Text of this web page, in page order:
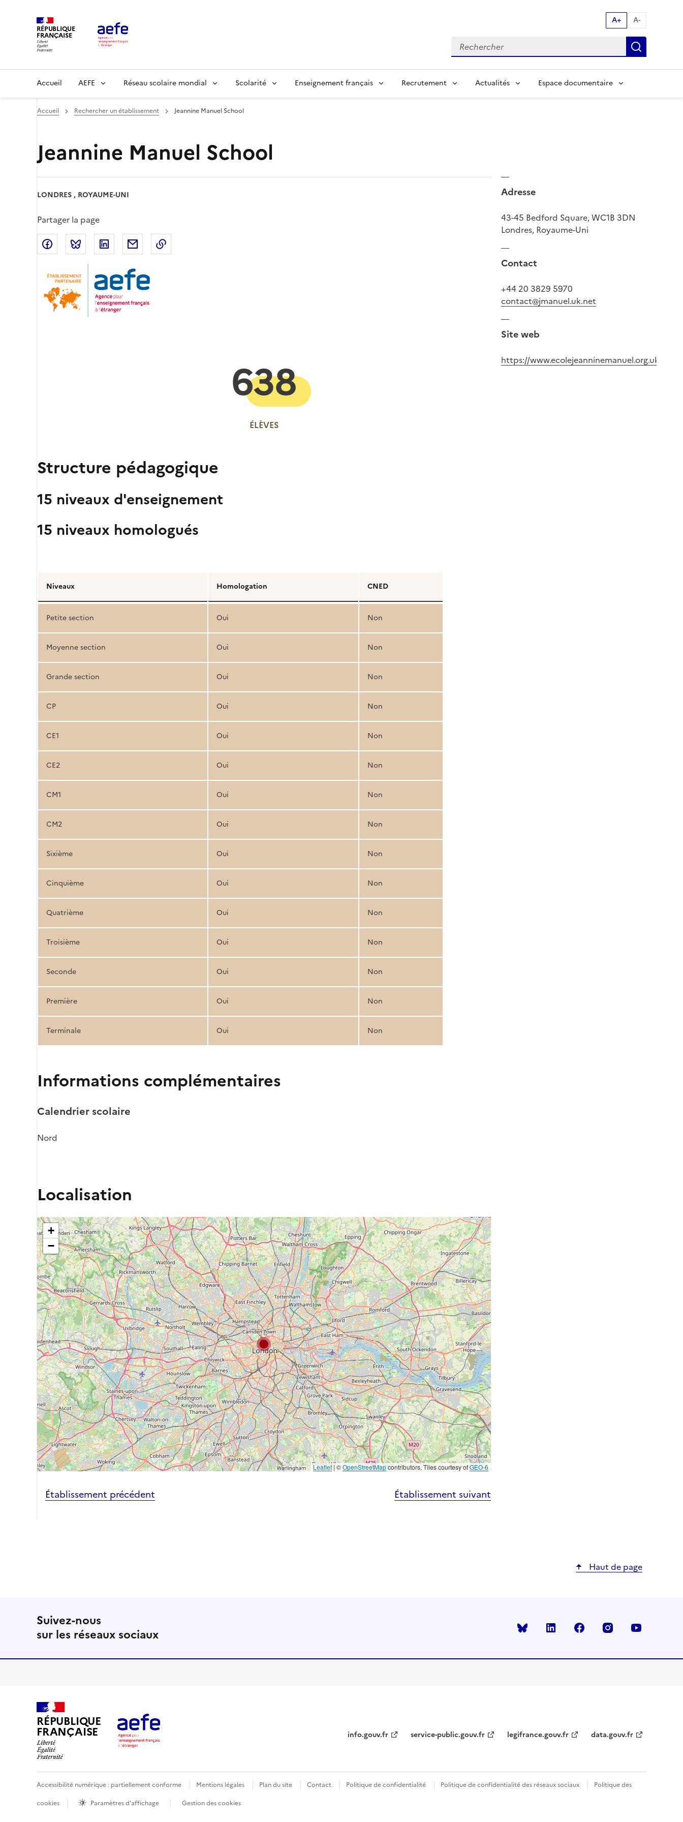
RÉPUBLIQUE
FRANÇAISE
A+ A-
Recherche par mot clés:
Main
navigation
Accueil AEFE Réseau scolaire mondial Scolarité Enseignement français Recrutement Actualités Espace documentaire
Accueil Rechercher un établissement Jeannine Manuel School
Jeannine Manuel School
LONDRES , ROYAUME-UNI
Partager la page
Partager sur Facebook
Partager sur Bluesky
Partager sur LinkedIn
Partager par email
ÉLÈVES
638
Structure pédagogique
15 niveaux d'enseignement
15 niveaux homologués
de
la
structure
pédagogique
Niveaux Homologation CNED
Petite section Oui Non
Moyenne section Oui Non
Grande section Oui Non
CP Oui Non
CE1 Oui Non
CE2 Oui Non
CM1 Oui Non
CM2 Oui Non
Sixième Oui Non
Cinquième Oui Non
Quatrième Oui Non
Troisième Oui Non
Seconde Oui Non
Première Oui Non
Terminale Oui Non
Informations complémentaires
Calendrier scolaire
Nord
Localisation
+
−
Leaflet |©OpenStreetMapcontributors, Tiles courtesy ofGEO-6
Établissement précédent Établissement suivant
Adresse
43-45 Bedford Square, WC1B 3DN
Londres, Royaume-Uni
Contact
+44 20 3829 5970
contact@jmanuel.uk.net
Site web
https://www.ecolejeanninemanuel.org.uk/
Haut de page
Suivez-nous
sur les réseaux sociaux
Bluesky linkedin facebook instagram
RÉPUBLIQUE
FRANÇAISE info.gouv.fr service-public.gouv.fr legifrance.gouv.fr data.gouv.fr
Accessibilité numérique : partiellement conforme Mentions légales Plan du site Contact Politique de confidentialité Politique de confidentialité des réseaux sociaux
Politique des
cookies
Paramètres d'affichage Gestion des cookies